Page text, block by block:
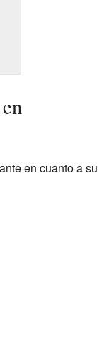
en cuanto a su